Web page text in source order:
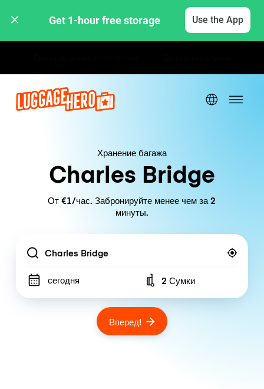
Get 1-hour free storage Use the App
Хранение багажа
Charles Bridge
От €1/час. Забронируйте менее чем за 2
минуты.
Location
сегодня Number of bags
2 Сумки
Вперед!